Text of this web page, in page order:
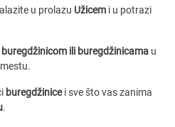
u prolazu Užicem i u potrazi
buregdžinicom ili buregdžinicama u
buregdžinicei sve što vas zanima
.